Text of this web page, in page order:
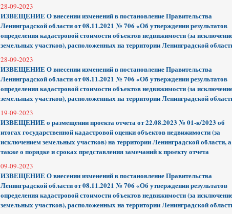
28-09-2023
ИЗВЕЩЕНИЕ О внесении изменений в постановление Правительства
Ленинградской области от 08.11.2021 № 706 «Об утверждении результатов
определения кадастровой стоимости объектов недвижимости (за
земельных участков), расположенных на территории Ленинградской
28-09-2023
ИЗВЕЩЕНИЕ О внесении изменений в постановление Правительства
Ленинградской области от 08.11.2021 № 706 «Об утверждении результатов
определения кадастровой стоимости объектов недвижимости (за
земельных участков), расположенных на территории Ленинградской
19-09-2023
ИЗВЕЩЕНИЕ о размещении проекта отчета от 22.08.2023 № 01-к/2023 об
итогах государственной кадастровой оценки объектов недвижимости (за
исключением земельных участков) на территории Ленинградской области, а
также о порядке и сроках представления замечаний к проекту отчета
09-09-2023
ИЗВЕЩЕНИЕ О внесении изменений в постановление Правительства
Ленинградской области от 08.11.2021 № 706 «Об утверждении результатов
определения кадастровой стоимости объектов недвижимости (за
земельных участков), расположенных на территории Ленинградской